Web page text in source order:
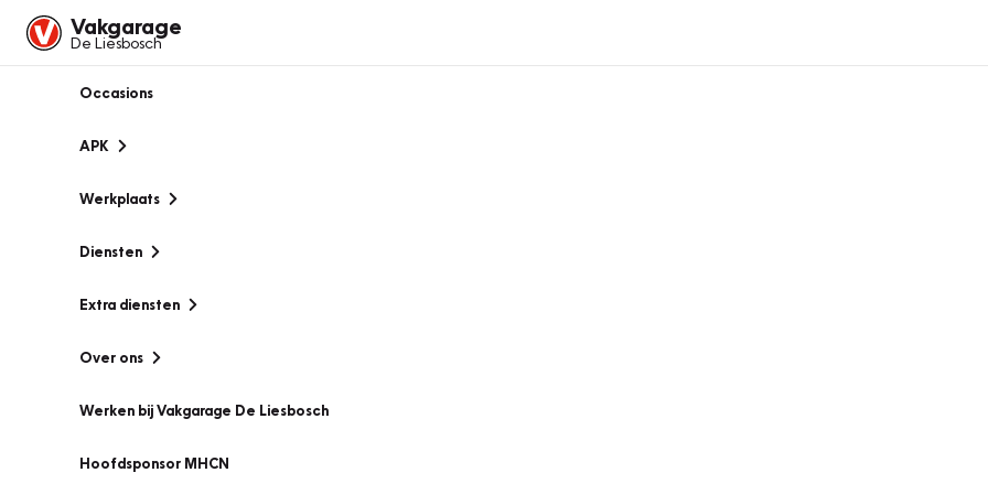
Vakgarage
De Liesbosch
Occasions
APK
Werkplaats
Diensten
Extra diensten
Over ons
Werken bij Vakgarage De Liesbosch
Hoofdsponsor MHCN